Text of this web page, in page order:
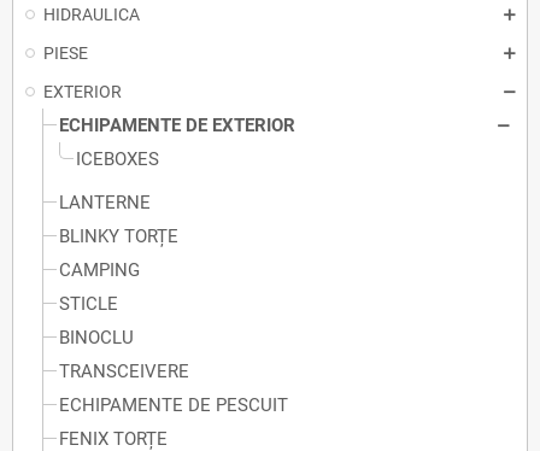
HIDRAULICA
PIESE
EXTERIOR
ECHIPAMENTE DE EXTERIOR
ICEBOXES
LANTERNE
BLINKY TORȚE
CAMPING
STICLE
BINOCLU
TRANSCEIVERE
ECHIPAMENTE DE PESCUIT
FENIX TORȚE